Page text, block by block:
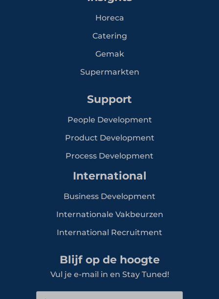
Horeca
Catering
Gemak
Supermarkten
Support
People Development
Product Development
Process Development
International
Business Development
Internationale Vakbeurzen
International Recruitment
Blijf op de hoogte
Vul je e-mail in en Stay Tuned!